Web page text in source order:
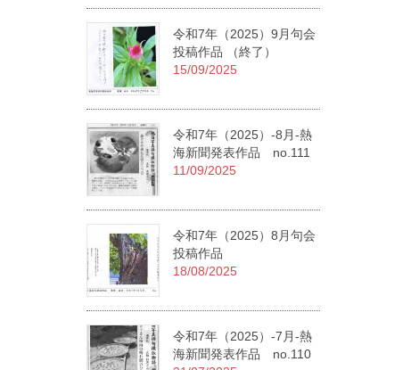
令和7年（2025）9月句会
投稿作品 （終了）
15/09/2025
令和7年（2025）-8月-熱
海新聞発表作品 no.111
11/09/2025
令和7年（2025）8月句会
投稿作品
18/08/2025
令和7年（2025）-7月-熱
海新聞発表作品 no.110